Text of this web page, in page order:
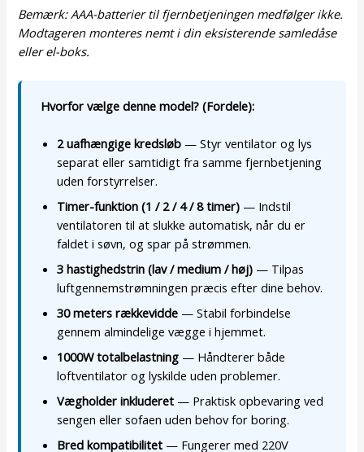
Bemærk: AAA-batterier til fjernbetjeningen medfølger ikke.
Modtageren monteres nemt i din eksisterende samledåse
eller el-boks.
Hvorfor vælge denne model? (Fordele):
2 uafhængige kredsløb — Styr ventilator og lys
separat eller samtidigt fra samme fjernbetjening
uden forstyrrelser.
Timer-funktion (1 / 2 / 4 / 8 timer) — Indstil
ventilatoren til at slukke automatisk, når du er
faldet i søvn, og spar på strømmen.
3 hastighedstrin (lav / medium / høj) — Tilpas
luftgennemstrømningen præcis efter dine behov.
30 meters rækkevidde — Stabil forbindelse
gennem almindelige vægge i hjemmet.
1000W totalbelastning — Håndterer både
loftventilator og lyskilde uden problemer.
Vægholder inkluderet — Praktisk opbevaring ved
sengen eller sofaen uden behov for boring.
Bred kompatibilitet — Fungerer med 220V